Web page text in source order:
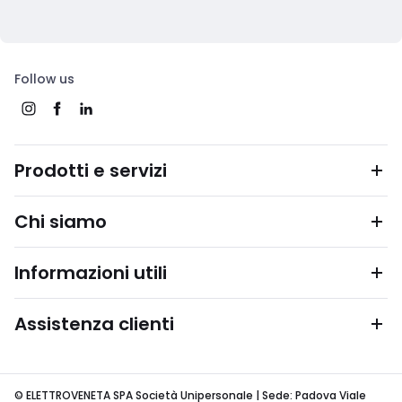
Follow us
Prodotti e servizi
Chi siamo
Informazioni utili
Assistenza clienti
© ELETTROVENETA SPA Società Unipersonale | Sede: Padova Viale